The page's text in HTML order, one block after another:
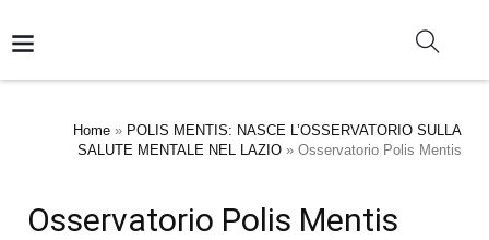
Home » POLIS MENTIS: NASCE L’OSSERVATORIO SULLA
SALUTE MENTALE NEL LAZIO » Osservatorio Polis Mentis
Osservatorio Polis Mentis